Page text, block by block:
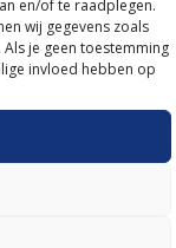
en/of te raadplegen.
wij gegevens zoals
je geen toestemming
invloed hebben op
Kubota
B7001 2wd
17 Pk